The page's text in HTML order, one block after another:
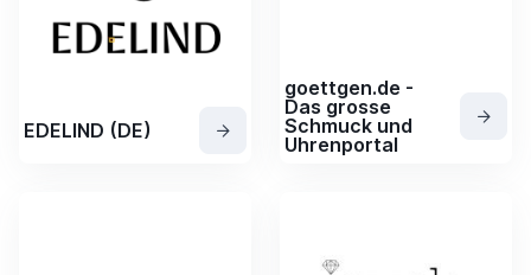
EDELIND (DE)
goettgen.de -
Das grosse
Schmuck und
Uhrenportal